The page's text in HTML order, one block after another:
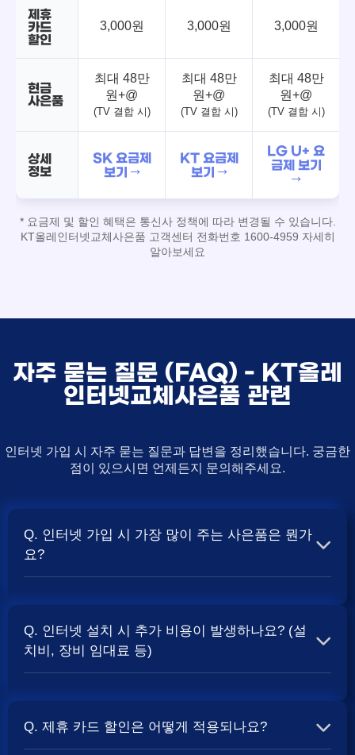
제휴
카드
할인
3,000원 3,000원 3,000원
현금
사은품
최대 48만
원+@
(TV 결합 시)
최대 48만
원+@
(TV 결합 시)
최대 48만
원+@
(TV 결합 시)
상세
정보
SK 요금제
보기 →
KT 요금제
보기 →
LG U+ 요
금제 보기
→
* 요금제 및 할인 혜택은 통신사 정책에 따라 변경될 수 있습니다.
KT올레인터넷교체사은품 고객센터 전화번호 1600-4959 자세히
알아보세요
자주 묻는 질문 (FAQ) - KT올레
인터넷교체사은품 관련
인터넷 가입 시 자주 묻는 질문과 답변을 정리했습니다. 궁금한
점이 있으시면 언제든지 문의해주세요.
Q. 인터넷 가입 시 가장 많이 주는 사은품은 뭔가
요?
보통 500Mbps 또는 1Gbps 인터넷을 TV와 결합하여 가입
할 때 현금 사은품 및 상품권 혜택이 더 크게 지급되는 경향
Q. 인터넷 설치 시 추가 비용이 발생하나요? (설
치비, 장비 임대료 등)
청구되는 경우가 많습니다. 다만, 인터넷 상품 및 프로모션
Q. 제휴 카드 할인은 어떻게 적용되나요?